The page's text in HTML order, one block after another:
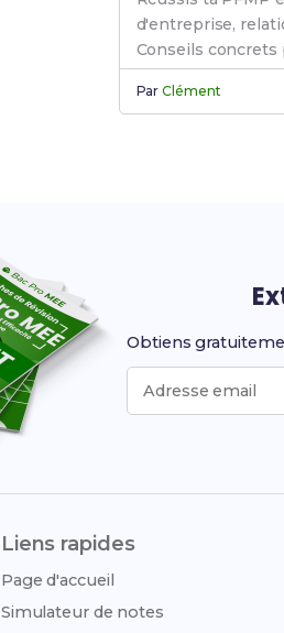
d'entreprise,
Conseils concrets
ParClément
Obtiens
Adresse email
Liens rapides
Page d'accueil
Simulateur de notes